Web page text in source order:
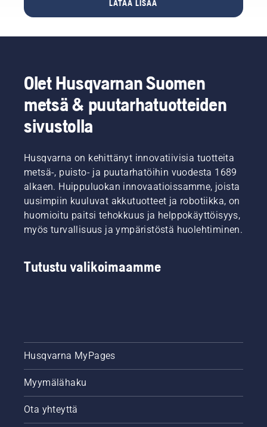
tehokkaan
asiantuntija
LATAA LISÄÄ
Olet Husqvarnan Suomen
metsä & puutarhatuotteiden
sivustolla
Husqvarna on kehittänyt innovatiivisia tuotteita
metsä-, puisto- ja puutarhatöihin vuodesta 1689
alkaen. Huippuluokan innovaatioissamme, joista
uusimpiin kuuluvat akkutuotteet ja robotiikka, on
huomioitu paitsi tehokkuus ja helppokäyttöisyys,
myös turvallisuus ja ympäristöstä huolehtiminen.
Tutustu valikoimaamme
Husqvarna MyPages
Myymälähaku
Ota yhteyttä